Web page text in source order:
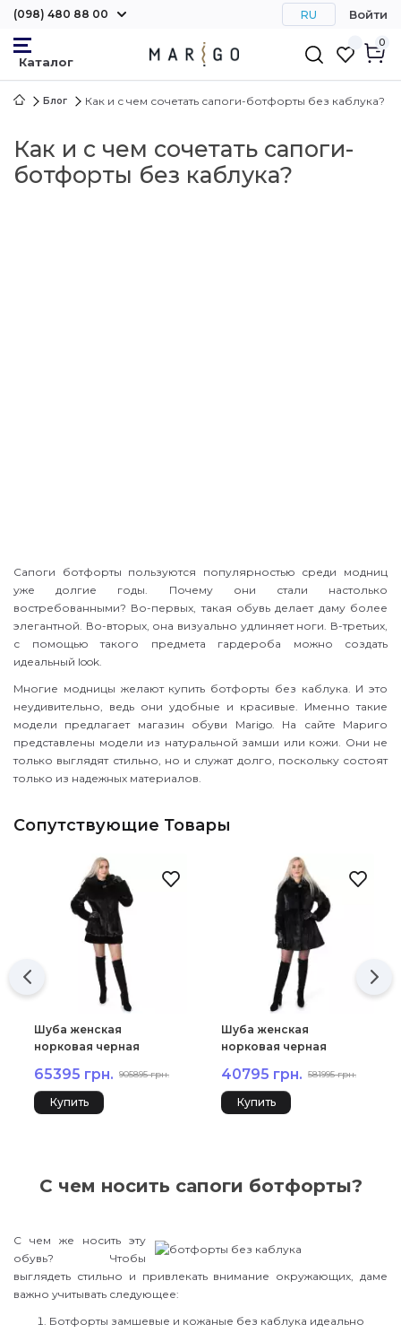
(098) 480 88 00 RU Войти
0
Блог Как и с чем сочетать сапоги-ботфорты без каблука?
Как и с чем сочетать сапоги-
ботфорты без каблука?
Сапоги ботфорты пользуются популярностью среди модниц
уже долгие годы. Почему они стали настолько
востребованными? Во-первых, такая обувь делает даму более
элегантной. Во-вторых, она визуально удлиняет ноги. В-третьих,
с помощью такого предмета гардероба можно создать
идеальный look.
Многие модницы желают купить ботфорты без каблука. И это
неудивительно, ведь они удобные и красивые. Именно такие
модели предлагает магазин обуви Marigo. На сайте Мариго
представлены модели из натуральной замши или кожи. Они не
только выглядят стильно, но и служат долго, поскольку состоят
только из надежных материалов.
Сопутствующие Товары
Шуба женская
норковая черная
патент М37
65395 грн. 905895 грн.
Купить
Шуба женская
норковая черная
платье М95
40795 грн. 581995 грн.
Купить
С чем носить сапоги ботфорты?
С чем же носить эту
обувь? Чтобы
выглядеть стильно и привлекать внимание окружающих, даме
важно учитывать следующее:
Ботфорты замшевые и кожаные без каблука идеально